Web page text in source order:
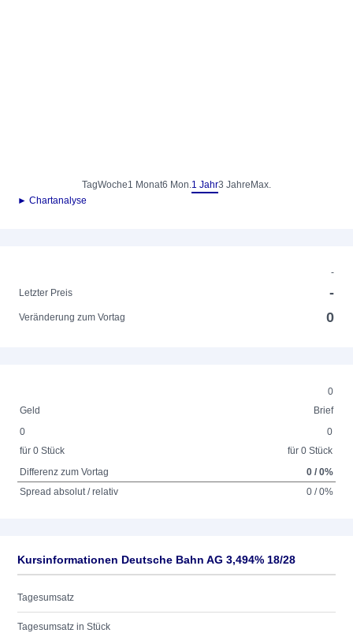
TagWoche1 Monat6 Mon.1 Jahr3 Jahre Max.
► Chartanalyse
-
Letzter Preis
-
Veränderung zum Vortag 0
0
Geld
Brief
0
für 0 Stück
0
für 0 Stück
Differenz zum Vortag
0 / 0%
Spread absolut / relativ
0 / 0%
Kursinformationen Deutsche Bahn AG 3,494% 18/28
Tagesumsatz
Tagesumsatz in Stück